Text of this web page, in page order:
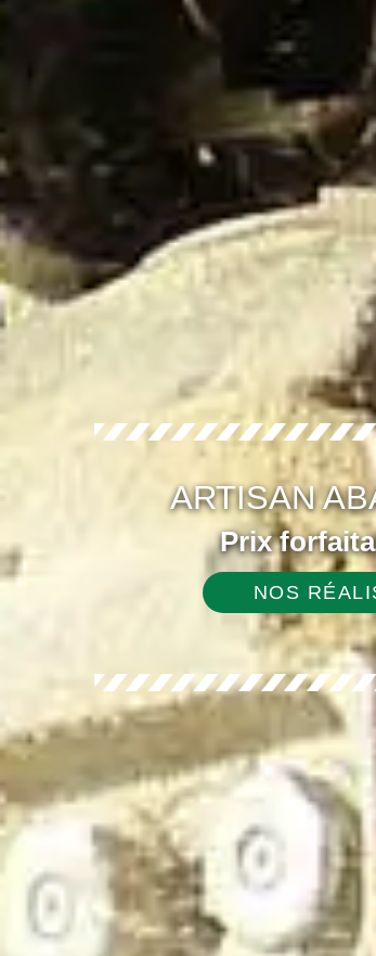
ARTISAN
Prix
NOS